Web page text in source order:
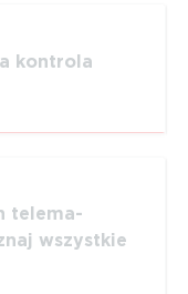
kontrola
telema­
wszystkie